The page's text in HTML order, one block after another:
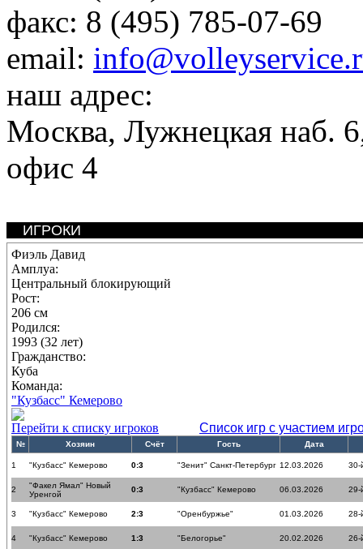
факс: 8 (495) 785-07-69
email:
наш адрес:
Москва, Лужнецкая наб.
офис 4
ИГРОКИ
Фиэль Давид
Амплуа:
Центральный блокирующий
Рост:
206 см
Родился:
1993 (32 лет)
Гражданство:
Куба
Команда:
"Кузбасс" Кемерово
Перейти к списку игроков
Список игр с участием
№ Хозяин Счёт Гость Дата
1 "Кузбасс" Кемерово 0:3 "Зенит" Санкт-Петербург 12.03.2026 30-
2
"Факел Ямал" Новый
Уренгой
0:3 "Кузбасс" Кемерово 06.03.2026 29-
3 "Кузбасс" Кемерово 2:3 "Оренбуржье" 01.03.2026 28-
4 "Кузбасс" Кемерово 1:3 "Белогорье" 20.02.2026 26-